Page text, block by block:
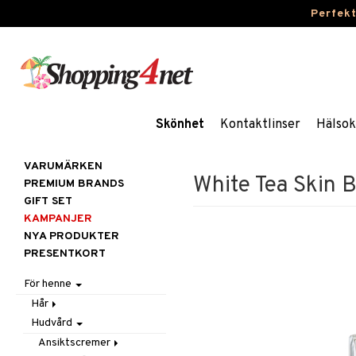
Skönhet Kontaktlinser
White Tea Skin
VARUMÄRKEN
PREMIUM BRANDS
GIFT SET
KAMPANJER
NYA PRODUKTER
PRESENTKORT
För henne
Hår
Accessoarer
Balsam
Hudvård
Ansiktscremer